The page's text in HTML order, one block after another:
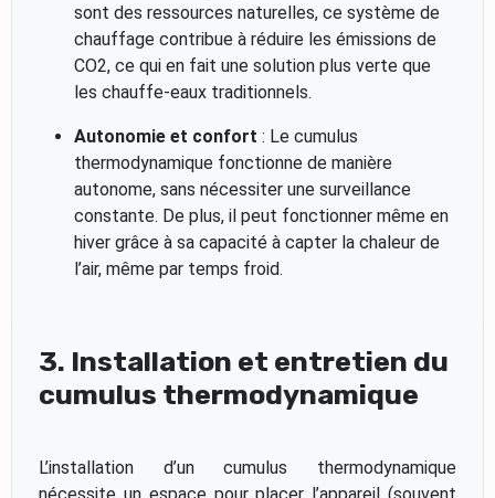
sont des ressources naturelles, ce système de
chauffage contribue à réduire les émissions de
CO2, ce qui en fait une solution plus verte que
les chauffe-eaux traditionnels.
Autonomie et confort : Le cumulus
thermodynamique fonctionne de manière
autonome, sans nécessiter une surveillance
constante. De plus, il peut fonctionner même en
hiver grâce à sa capacité à capter la chaleur de
l’air, même par temps froid.
3. Installation et entretien du
cumulus thermodynamique
L’installation d’un cumulus thermodynamique